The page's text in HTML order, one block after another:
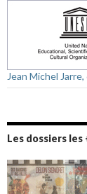
Jean Michel
Les dossiers les